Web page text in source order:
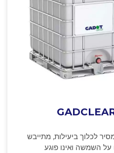
לכלוך ביעילות, מתייבש
השמשה ואינו פוגע